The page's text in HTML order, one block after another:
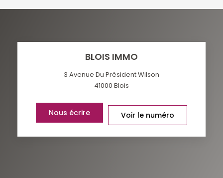
BLOIS IMMO
3 Avenue Du Président Wilson
41000 Blois
Nous écrire Voir le numéro